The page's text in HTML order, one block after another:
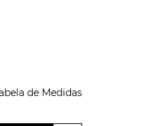
de Medidas